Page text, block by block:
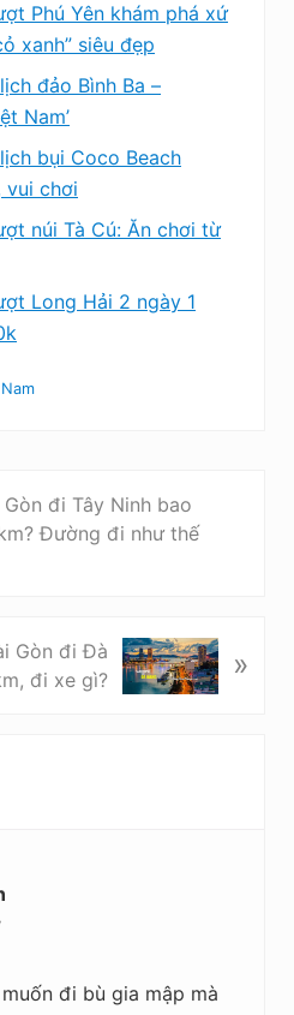
Phú Yên khám phá xứ
xanh” siêu đẹp
đảo Bình Ba –
Nam’
bụi Coco Beach
vui chơi
núi Tà Cú: Ăn chơi từ
Long Hải 2 ngày 1
Gòn đi Tây Ninh bao
Đường đi như thế
Gòn đi Đà
đi xe gì?
»
đi bù gia mập mà